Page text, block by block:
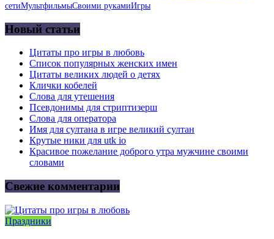
сетиМультфильмыСвоими рукамиИгры
Новый статьи
Цитаты про игры в любовь
Список популярных женских имен
Цитаты великих людей о детях
Клички кобелей
Слова для утешения
Псевдонимы для стриптизерш
Слова для оператора
Имя для султана в игре великий султан
Крутые ники для utk io
Красивое пожелание доброго утра мужчине своими
словами
Свежие комментарии
Праздники